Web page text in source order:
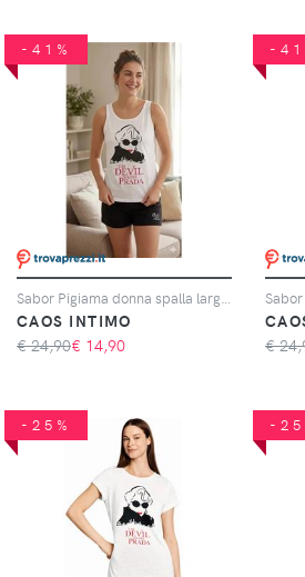
-41%
CAOS INTIMO
€ 24,90€ 14,90
-
€
-25% -